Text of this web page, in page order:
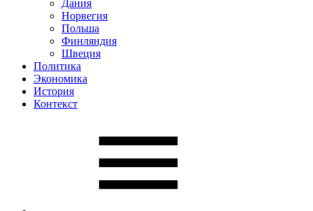
Дания
Норвегия
Польша
Финляндия
Швеция
Политика
Экономика
История
Контекст